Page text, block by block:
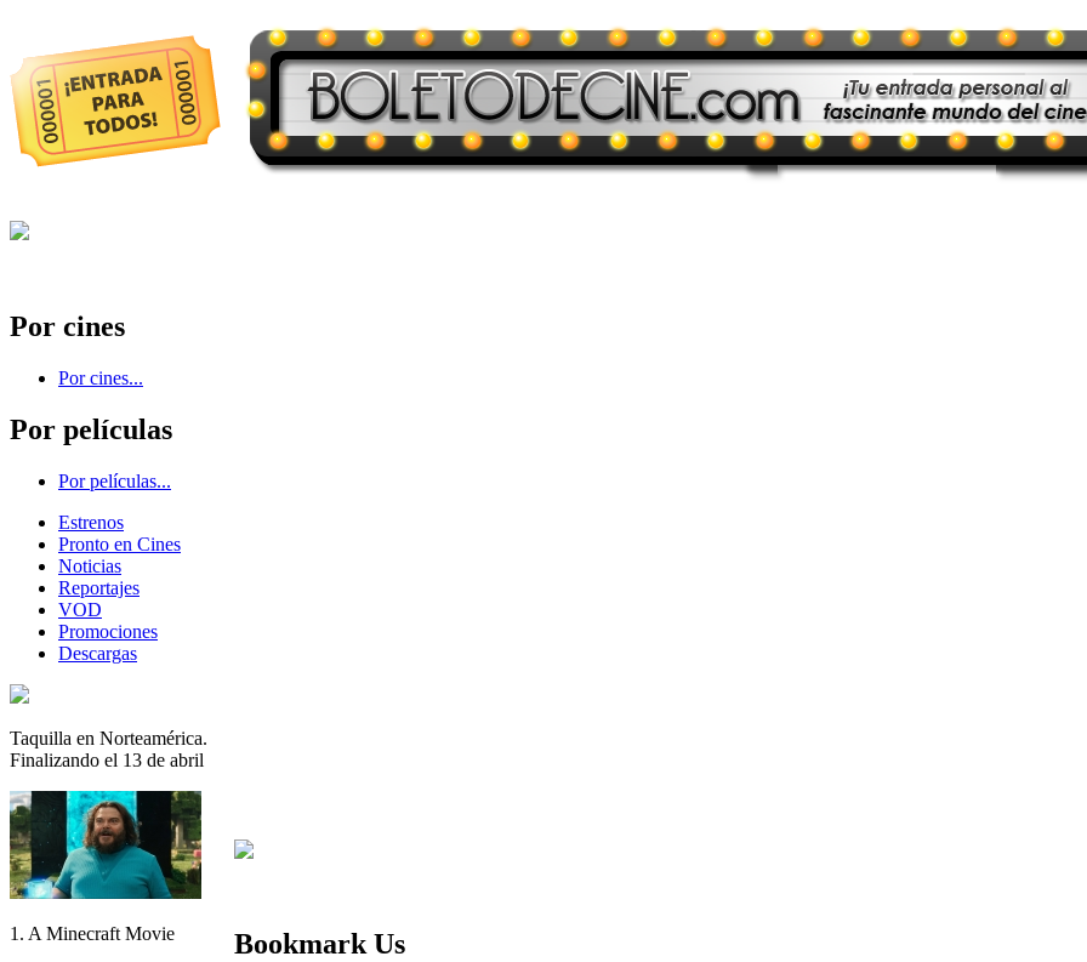
Por cines
Por cines...
Por películas
Por películas...
Estrenos
Pronto en Cines
Noticias
Reportajes
VOD
Promociones
Descargas
Taquilla en Norteamérica.
Finalizando el 13 de abril
1. A Minecraft Movie
Bookmark Us